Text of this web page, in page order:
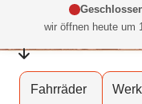
Zum Inhalt springen
wir öffnen heute um
Öffnungszeiten einklappen
at Fahrräder Lübeck
Dein Fahrradladen in
Fahrräder